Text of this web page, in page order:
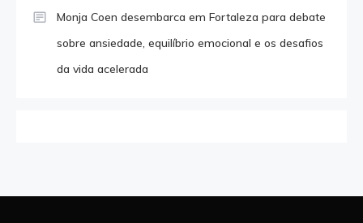
Monja Coen desembarca em Fortaleza para debate
sobre ansiedade, equilíbrio emocional e os desafios
da vida acelerada